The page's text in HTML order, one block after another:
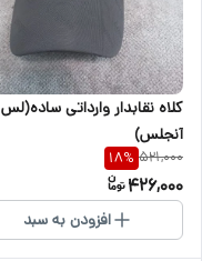
کلاه نقابدار وارداتی ساده(لس
آنجلس)
521,000
18%
426,000
افزودن به سبد